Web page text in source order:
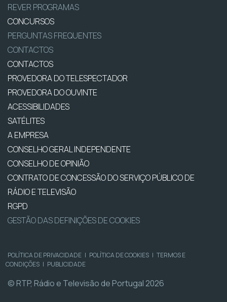
REVER PROGRAMAS
CONCURSOS
PERGUNTAS FREQUENTES
CONTACTOS
CONTACTOS
PROVEDORA DO TELESPECTADOR
PROVEDORA DO OUVINTE
ACESSIBILIDADES
SATÉLITES
A EMPRESA
CONSELHO GERAL INDEPENDENTE
CONSELHO DE OPINIÃO
CONTRATO DE CONCESSÃO DO SERVIÇO PÚBLICO DE
RÁDIO E TELEVISÃO
RGPD
GESTÃO DAS DEFINIÇÕES DE COOKIES
POLÍTICA DE PRIVACIDADE | POLÍTICA DE COOKIES | TERMOS E
CONDIÇÕES | PUBLICIDADE
© RTP, Rádio e Televisão de Portugal 2026